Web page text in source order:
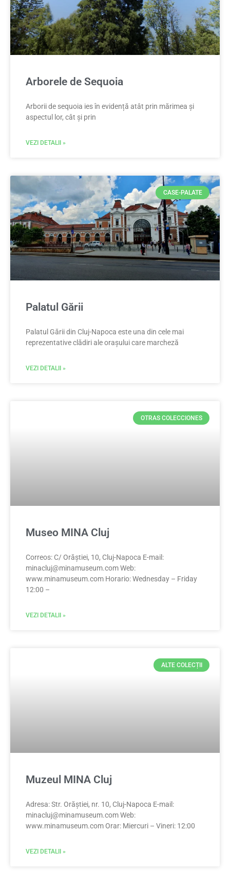
Arborele de Sequoia
Arborii de sequoia ies în evidență atât prin mărimea și
aspectul lor, cât și prin
VEZI DETALII »
CASE-PALATE
Palatul Gării
Palatul Gării din Cluj-Napoca este una din cele mai
reprezentative clădiri ale orașului care marcheză
VEZI DETALII »
OTRAS COLECCIONES
Museo MINA Cluj
Correos: C/ Orăștiei, 10, Cluj-Napoca E-mail:
minacluj@minamuseum.comWeb:
www.minamuseum.com Horario: Wednesday – Friday
12:00 –
VEZI DETALII »
ALTE COLECȚII
Muzeul MINA Cluj
Adresa: Str. Orăștiei, nr. 10, Cluj-Napoca E-mail:
minacluj@minamuseum.comWeb:
www.minamuseum.com Orar: Miercuri – Vineri: 12:00
VEZI DETALII »